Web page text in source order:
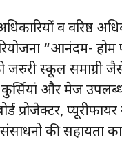
व वरिष्ठ
“आनंदम-
जरुरी स्कूल समाग्री
और मेज
प्रोजेक्टर,
की सहायता का